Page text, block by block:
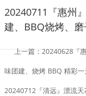
20240711『惠州
建、BBQ烧烤、
上一篇：20240628『
味团建、烧烤 BBQ 精彩
20240712『清远』漂流